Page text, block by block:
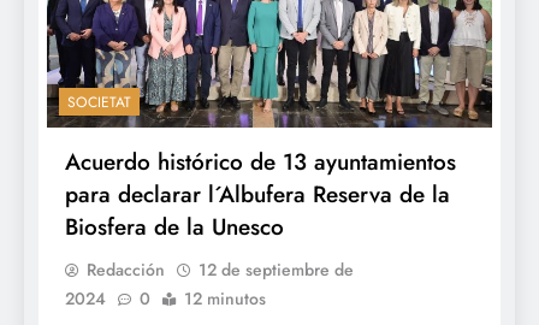
SOCIETAT
Acuerdo histórico de 13 ayuntamientos
para declarar l´Albufera Reserva de la
Biosfera de la Unesco
Redacción
12 de septiembre de
2024
0 12 minutos